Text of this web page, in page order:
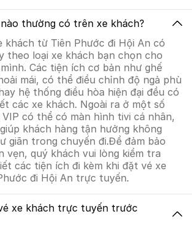
thường có trên xe khách?
khách từ Tiên Phước đi Hội An có
theo loại xe khách bạn chọn cho
Các tiện ích cơ bản như ghế
mái, có thể điều chỉnh độ ngả phù
hệ thống điều hòa hiện đại đều có
các xe khách. Ngoài ra ở một số
VIP có thể có màn hình tivi cá nhân,
khách hàng tận hưởng không
giãn trong chuyến đi.Để đảm bảo
vẹn, quý khách vui lòng kiểm tra
các tiện ích đi kèm khi đặt vé xe
đi Hội An trực tuyến.
xe khách trực tuyến trước